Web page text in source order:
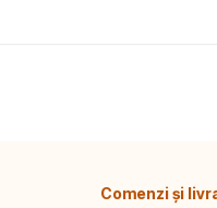
Comenzi și